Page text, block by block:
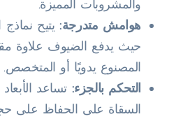
والمشروبات المميزة.
هوامش متدرجة:يتيح نماذج
حيث يدفع الضيوف علاوة
المصنوع يدويًا أو المتخصص.
التحكم بالجزء: تساعد
السقاة على الحفاظ على